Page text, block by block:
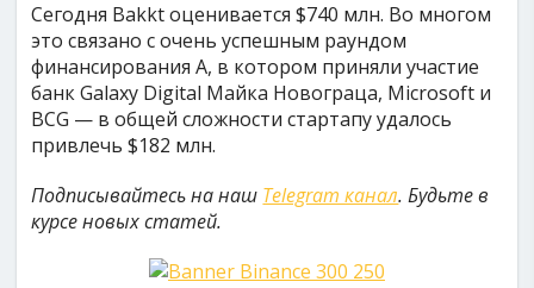
Сегодня Bakkt оценивается $740 млн. Во многом
это связано с очень успешным раундом
финансирования А, в котором приняли участие
банк Galaxy Digital Майка Новограца, Microsoft и
BCG — в общей сложности стартапу удалось
привлечь $182 млн.
Подписывайтесь на наш Telegram канал. Будьте в
курсе новых статей.